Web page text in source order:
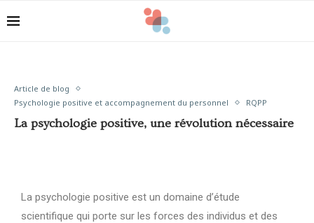
Article de blog
Psychologie positive et accompagnement du personnel
RQPP
La psychologie positive, une révolution nécessaire
La psychologie positive est un domaine d’étude
scientifique qui porte sur les forces des individus et des